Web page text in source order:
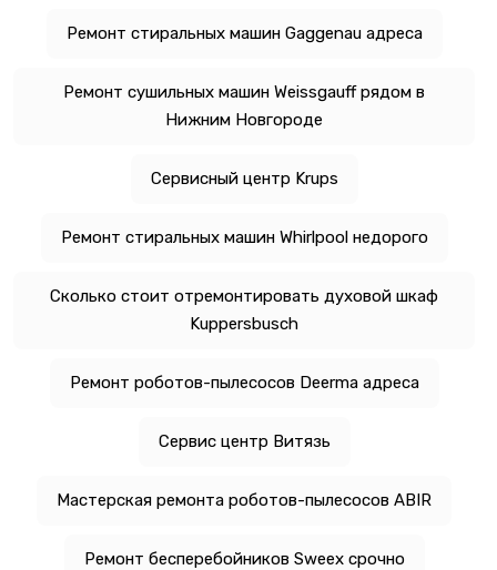
Ремонт стиральных машин Gaggenau адреса
Ремонт сушильных машин Weissgauff рядом в
Нижним Новгороде
Сервисный центр Krups
Ремонт стиральных машин Whirlpool недорого
Сколько стоит отремонтировать духовой шкаф
Kuppersbusch
Ремонт роботов-пылесосов Deerma адреса
Сервис центр Витязь
Мастерская ремонта роботов-пылесосов ABIR
Ремонт бесперебойников Sweex срочно